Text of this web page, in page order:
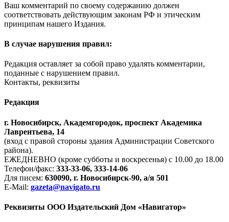
Ваш комментарий по своему содержанию должен
соответствовать действующим законам РФ и этическим
принципам нашего Издания.
В случае нарушения правил:
Редакция оставляет за собой право удалять комментарии,
поданные с нарушением правил.
Контакты, реквизиты
Редакция
г. Новосибирск, Академгородок, проспект Академика
Лаврентьева, 14
(вход с правой стороны здания Администрации Советского
района).
ЕЖЕДНЕВНО (кроме субботы и воскресенья) с 10.00 до 18.00
Телефон/факс: 333-33-06, 333-14-06
Для писем: 630090, г. Новосибирск-90, а/я 501
E-Mail: gazeta@navigato.ru
Реквизиты ООО Издательский Дом «Навигатор»